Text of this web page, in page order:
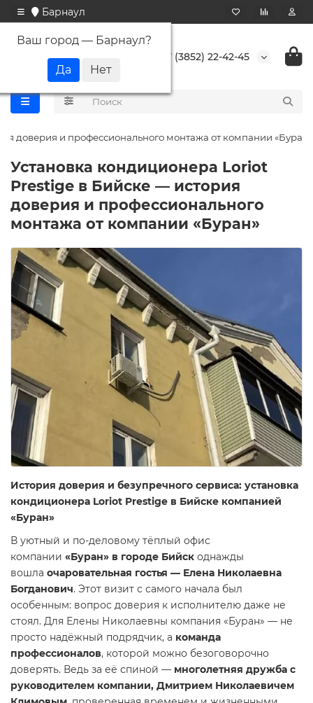
Барнаул
Ваш город — Барнаул?
+7 (3852) 22-42-45
доверия и профессионального монтажа от компании «Буран»
Установка кондиционера Loriot
Prestige в Бийске — история
доверия и профессионального
монтажа от компании «Буран»
История доверия и безупречного сервиса: установка
кондиционера Loriot Prestige в Бийске компанией
«Буран»
В уютный и по-деловому тёплый офис
компании «Буран» в городе Бийск однажды
вошла очаровательная гостья — Елена Николаевна
Богданович. Этот визит с самого начала был
особенным: вопрос доверия к исполнителю даже не
стоял. Для Елены Николаевны компания «Буран» — не
просто надёжный подрядчик, а команда
профессионалов, которой можно безоговорочно
доверять. Ведь за её спиной — многолетняя дружба с
руководителем компании, Дмитрием Николаевичем